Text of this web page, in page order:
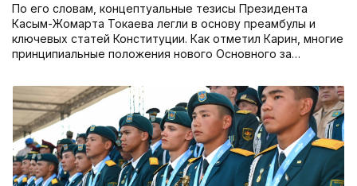
По его словам, концептуальные тезисы Президента
Касым-Жомарта Токаева легли в основу преамбулы и
ключевых статей Конституции. Как отметил Карин, многие
принципиальные положения нового Основного за…